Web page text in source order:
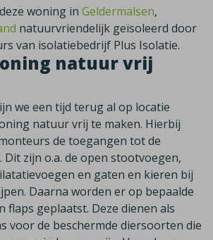
woning in Geldermalsen,
natuurvriendelijk geïsoleerd door
van isolatiebedrijf Plus Isolatie.
natuur vrij
we een tijd terug al op locatie
natuur vrij te maken. Hierbij
de toegangen tot de
Dit zijn o.a. de open stootvoegen,
en gaten en kieren bij
Daarna worden er op bepaalde
flaps geplaatst. Deze dienen als
voor de beschermde diersoorten die